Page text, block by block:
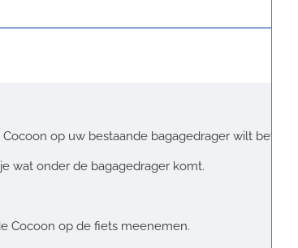
op uw bestaande bagagedrager wilt
wat onder de bagagedrager komt.
Cocoon op de fiets meenemen.